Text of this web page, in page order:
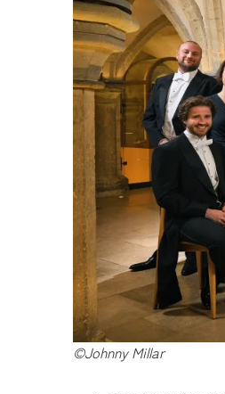
©Johnny Millar